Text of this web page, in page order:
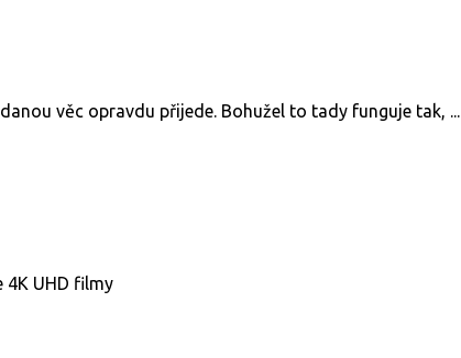
věc opravdu přijede. Bohužel to tady funguje tak, ...
4K UHD filmy